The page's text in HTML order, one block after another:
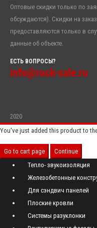
Оптовые скидки только по
обсуждаются). Скидки на
предоставляются только в
данные об объекте.
ЕСТЬ ВОПРОСЫ?
info@rock-sale.ru
2020
You've just added this product to
Go to cart page
Continue
Тепло- звукоизоляция
Железобетонные
Для сэндвич панелей
Плоские кровли
Системы разуклонки